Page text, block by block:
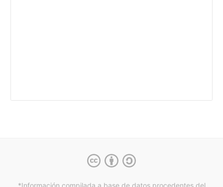
*Información compilada a base de datos procedentes del